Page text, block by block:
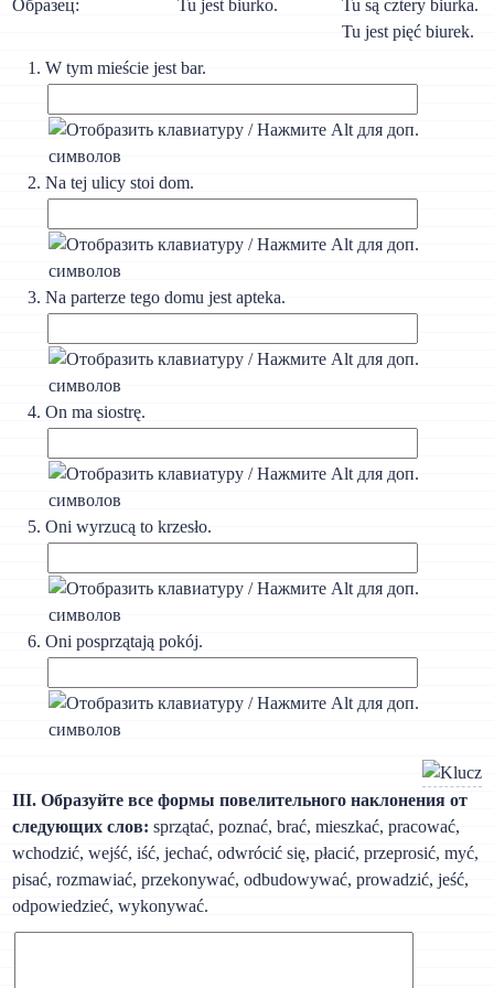
Образец: Tu jest biurko.
Tu są cztery biurka.
Tu jest pięć biurek.
W tym mieście jest bar.
Na tej ulicy stoi dom.
Na parterze tego domu jest apteka.
On ma siostrę.
Oni wyrzucą to krzesło.
Oni posprzątają pokój.
III. Образуйте все формы повелительного наклонения от
следующих слов: sprzątać, poznać, brać, mieszkać, pracować,
wchodzić, wejść, iść, jechać, odwrócić się, płacić, przeprosić, myć,
pisać, rozmawiać, przekonywać, odbudowywać, prowadzić, jeść,
odpowiedzieć, wykonywać.